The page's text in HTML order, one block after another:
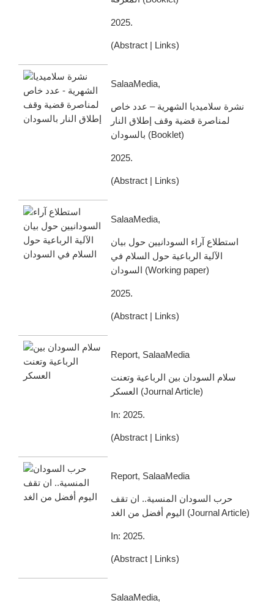
2025.
(Abstract Links)
SalaaMedia,
نشرة سلاميديا الشهرية – عدد خاص
لمناصرة قضية وقف إطلاق النار
بالسودان (Booklet)
2025.
(Abstract Links)
SalaaMedia,
استطلاع آراء السودانيين حول بيان
الآلية الرباعية حول السلام في
السودان
(Working paper)
2025.
(Abstract Links)
Report, SalaaMedia
سلام السودان بين الرباعية وتعنت
العسكر
(Journal Article)
In: 2025.
(Abstract Links)
Report, SalaaMedia
حرب السودان المنسية.. ان تقف
اليوم أفضل من الغد
(Journal Article)
In: 2025.
(Abstract Links)
SalaaMedia,